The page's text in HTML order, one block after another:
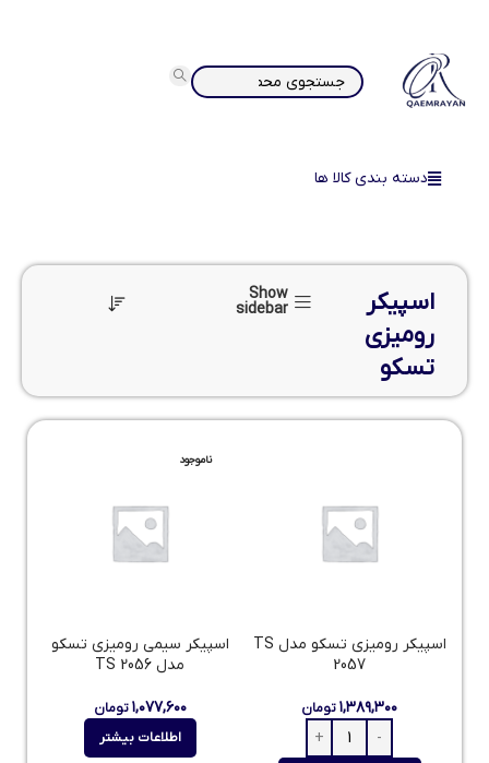
دسته بندی کالا ها
اسپیکر
رومیزی
تسکو
Show
sidebar
اسپیکر رومیزی تسکو مدل TS
2057
۱,۳۸۹,۳۰۰تومان
ناموجود
اسپیکر سیمی رومیزی تسکو
مدل TS 2056
۱,۰۷۷,۶۰۰ تومان
اطلاعات بیشتر